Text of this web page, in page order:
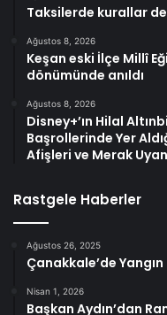
Taksilerde kurallar
Ağustos 8, 2026
Keşan eski İlçe Millî
dönümünde anıldı
Ağustos 8, 2026
Disney+’ın Hilal
Başrollerinde Yer
Afişleri ve Merak
Rastgele Haberler
Ağustos 26, 2025
Çanakkale’de
Nisan 1, 2026
Başkan Aydın’dan